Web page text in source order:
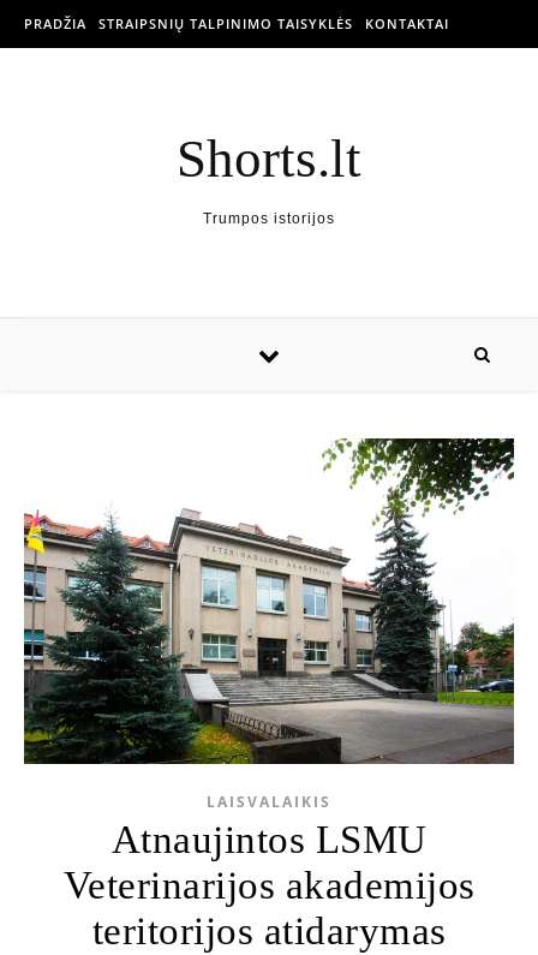
PRADŽIA STRAIPSNIŲ TALPINIMO TAISYKLĖS KONTAKTAI
Shorts.lt
Trumpos istorijos
LAISVALAIKIS
Atnaujintos LSMU
Veterinarijos akademijos
teritorijos atidarymas